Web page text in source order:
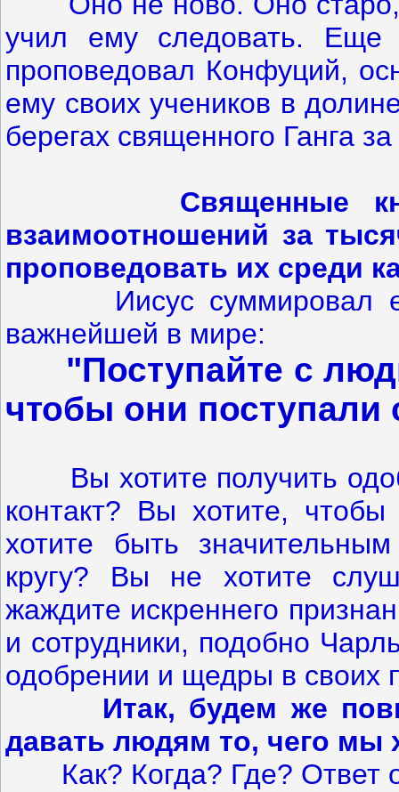
учил ему следовать. Еще
проповедовал Конфуций,
ему своих учеников в
берегах священного Ганга
Священные
взаимоотношений за
проповедовать их среди
Иисус суммировал
важнейшей в мире:
"Поступайте с
чтобы они поступали
Вы хотите получить
контакт? Вы хотите,
хотите быть
кругу? Вы не хотите
жаждите искреннего
и сотрудники, подобно
одобрении и щедры в своих
Итак, будем же
давать людям то, чего мы
Как? Когда? Где? Ответ